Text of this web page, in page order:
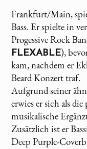
Frankfurt/Main,
Bass. Er spielte in
Progessive Rock
FLEXABLE),
kam, nachdem er
Beard Konzert traf.
Aufgrund seiner
erwies er sich als
musikalische
Zusätzlich ist er
Deep Purple-